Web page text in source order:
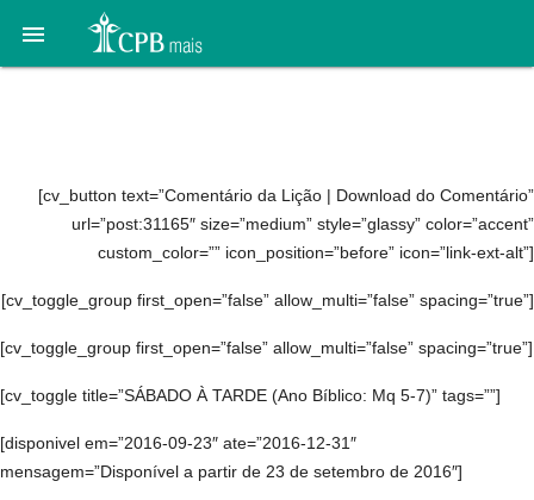

[cv_button text=”Comentário da Lição | Download do Comentário”
url=”post:31165″ size=”medium” style=”glassy” color=”accent”
custom_color=”” icon_position=”before” icon=”link-ext-alt”]
[cv_toggle_group first_open=”false” allow_multi=”false” spacing=”true”]
[cv_toggle_group first_open=”false” allow_multi=”false” spacing=”true”]
[cv_toggle title=”SÁBADO À TARDE (Ano Bíblico: Mq 5-7)” tags=””]
[disponivel em=”2016-09-23″ ate=”2016-12-31″
mensagem=”Disponível a partir de 23 de setembro de 2016″]